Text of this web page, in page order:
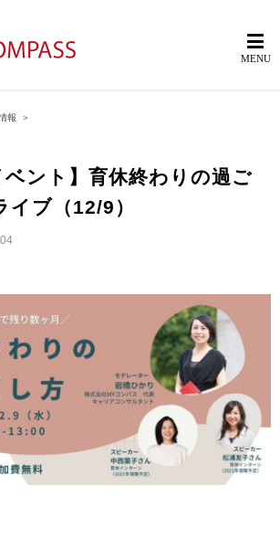
報 ＞
ベント】育休終わりの過ご
イブ（12/9）